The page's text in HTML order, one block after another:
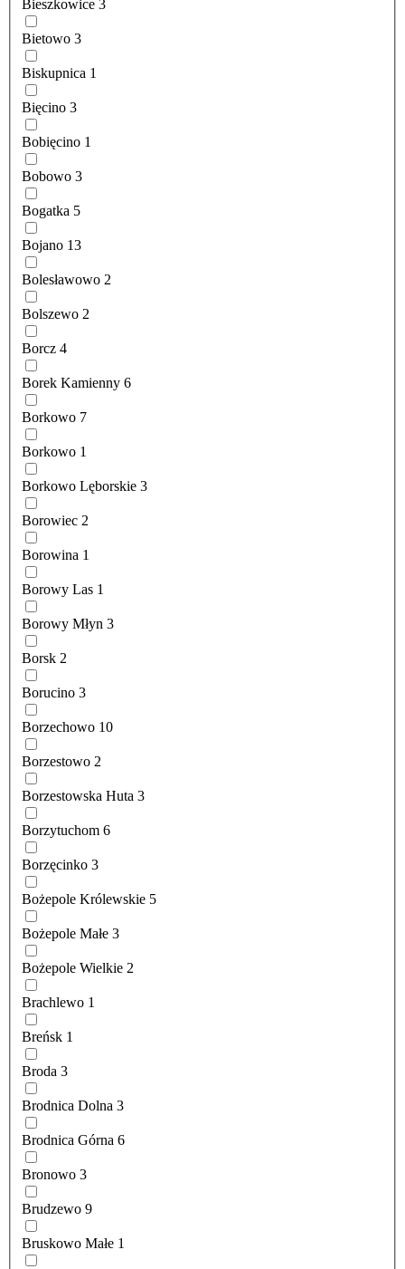
Bieszkowice 3
Bietowo 3
Biskupnica 1
Bięcino 3
Bobięcino 1
Bobowo 3
Bogatka 5
Bojano 13
Bolesławowo 2
Bolszewo 2
Borcz 4
Borek Kamienny 6
Borkowo 7
Borkowo 1
Borkowo Lęborskie 3
Borowiec 2
Borowina 1
Borowy Las 1
Borowy Młyn 3
Borsk 2
Borucino 3
Borzechowo 10
Borzestowo 2
Borzestowska Huta 3
Borzytuchom 6
Borzęcinko 3
Bożepole Królewskie 5
Bożepole Małe 3
Bożepole Wielkie 2
Brachlewo 1
Breńsk 1
Broda 3
Brodnica Dolna 3
Brodnica Górna 6
Bronowo 3
Brudzewo 9
Bruskowo Małe 1